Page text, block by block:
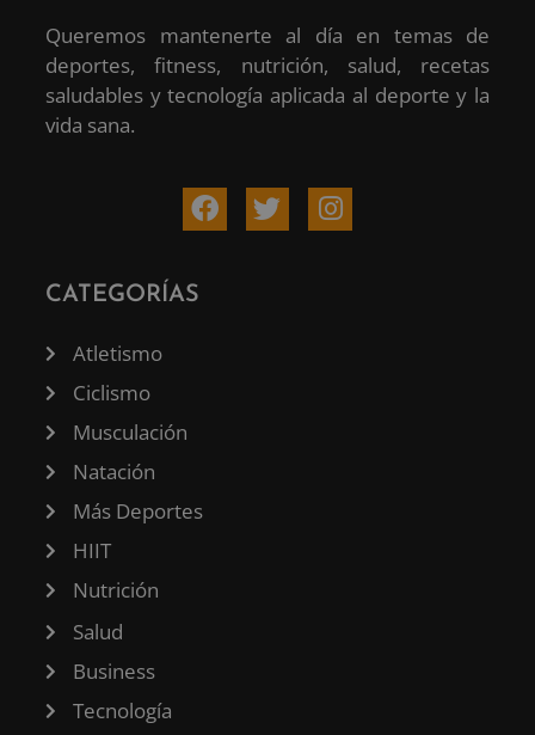
Queremos mantenerte al día en temas de
deportes, fitness, nutrición, salud, recetas
saludables y tecnología aplicada al deporte y la
vida sana.
CATEGORÍAS
Atletismo
Ciclismo
Musculación
Natación
Más Deportes
HIIT
Nutrición
Salud
Business
Tecnología